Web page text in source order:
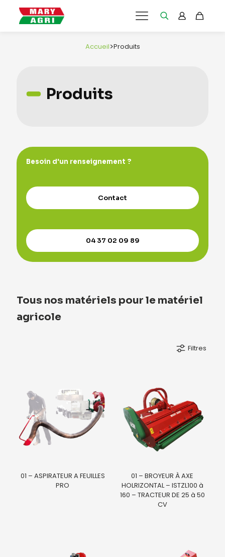
Accueil>Produits
Produits
Besoin d'un renseignement ?
Contact
04 37 02 09 89
Tous nos matériels pour le matériel
agricole
Filtres
01 – ASPIRATEUR A FEUILLES
PRO
01 – BROYEUR À AXE
HOLRIZONTAL – ISTZL100 à
160 – TRACTEUR DE 25 à 50
CV